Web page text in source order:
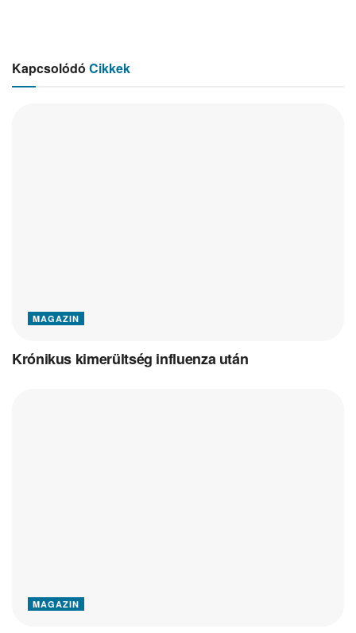
Kapcsolódó Cikkek
MAGAZIN
Krónikus kimerültség influenza után
MAGAZIN